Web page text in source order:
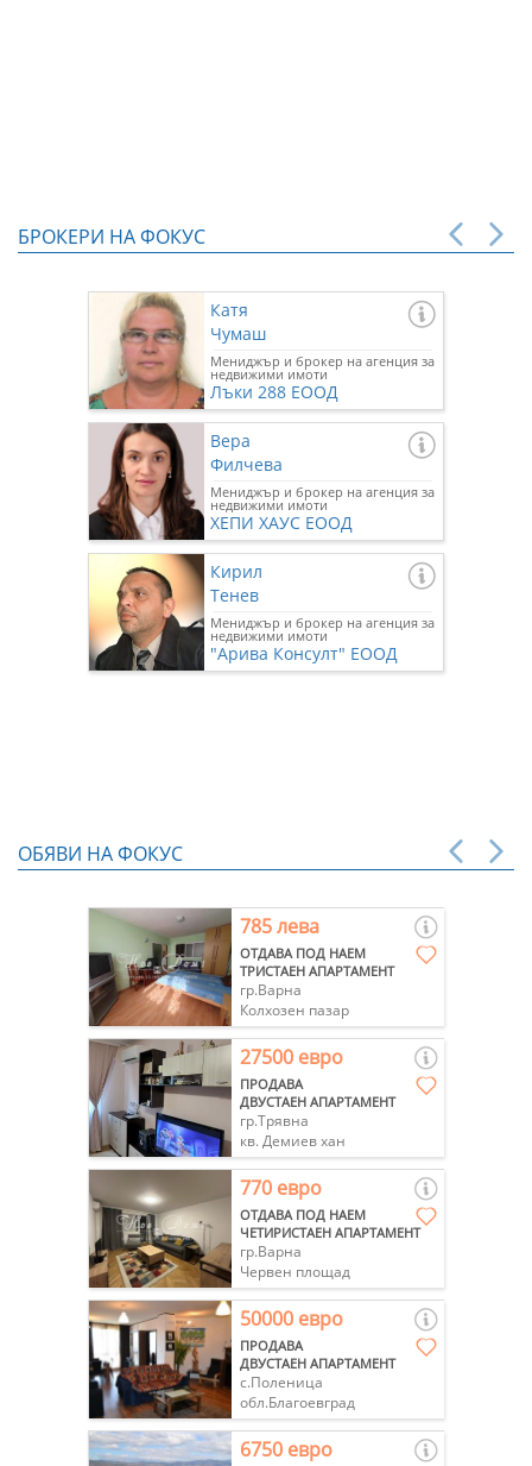
БРОКЕРИ НА ФОКУС
Катя
Чумаш
Мениджър и брокер на агенция за
недвижими имоти
Лъки 288 ЕООД
Вера
Филчева
Мениджър и брокер на агенция за
недвижими имоти
ХЕПИ ХАУС ЕООД
Кирил
Тенев
Мениджър и брокер на агенция за
недвижими имоти
"Арива Консулт" ЕООД
ОБЯВИ НА ФОКУС
785 лева
ОТДАВА ПОД НАЕМ
ТРИСТАЕН АПАРТАМЕНТ
гр.Варна
Колхозен пазар
27500 евро
ПРОДАВА
ДВУСТАЕН АПАРТАМЕНТ
гр.Трявна
кв. Демиев хан
770 евро
ОТДАВА ПОД НАЕМ
ЧЕТИРИСТАЕН АПАРТАМЕНТ
гр.Варна
Червен площад
50000 евро
ПРОДАВА
ДВУСТАЕН АПАРТАМЕНТ
с.Поленица
обл.Благоевград
6750 евро